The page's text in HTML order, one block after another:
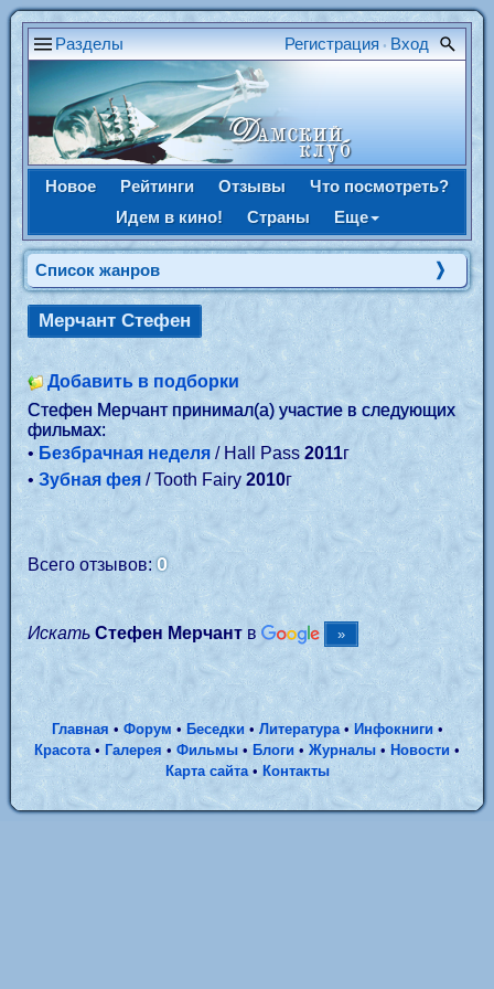
Разделы Регистрация • Вход
Новое Рейтинги Отзывы
Что посмотреть?
Идем в кино!
Страны Еще
Список жанров
Мерчант Стефен
Добавить в подборки
Стефен Мерчант принимал(а) участие в следующих
фильмах:
• Безбрачная неделя / Hall Pass2011г
• Зубная фея / Tooth Fairy 2010г
Всего отзывов:0
Искать Стефен Мерчант в
Главная •Форум•Беседки• Литература• Инфокниги•
Красота• Галерея • Фильмы •Блоги • Журналы • Новости •
Карта сайта• Контакты